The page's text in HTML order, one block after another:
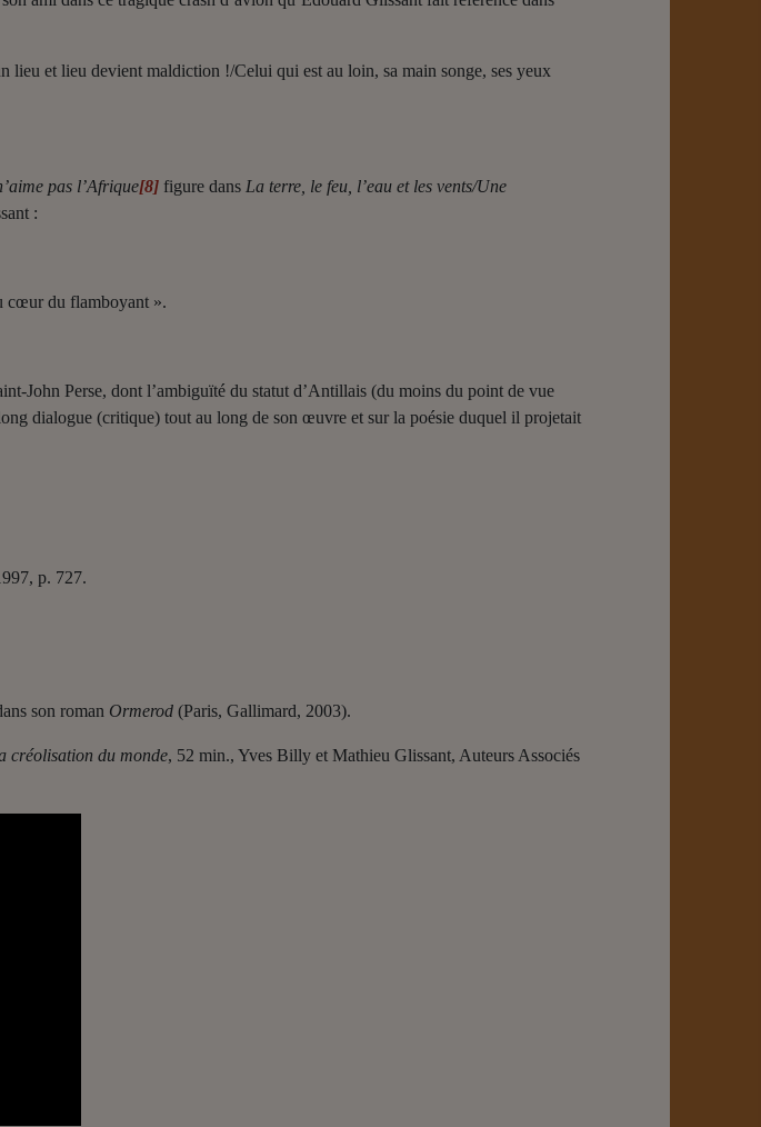
lieu et lieu devient maldiction !/Celui qui est au loin, sa main songe, ses yeux
pas l’Afrique[8] figure dans La terre, le feu, l’eau et les vents/Une
:
cœur du flamboyant ».
John Perse, dont l’ambiguïté du statut d’Antillais (du moins du point de vue
dialogue (critique) tout au long de son œuvre et sur la poésie duquel il projetait
p. 727.
son roman Ormerod (Paris, Gallimard, 2003).
créolisation du monde, 52 min., Yves Billy et Mathieu Glissant, Auteurs Associés